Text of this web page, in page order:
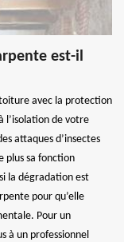
est-il
avec la protection
l’isolation de votre
attaques d’insectes
plus sa fonction
la dégradation est
pour qu’elle
Pour un
à un professionnel